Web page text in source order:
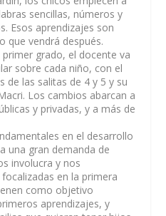
sencillas, números y
Esos aprendizajes son
que vendrá después.
grado, el docente va
sobre cada niño, con el
de las salitas de 4 y 5 y su
Los cambios abarcan a
y privadas, y a más de
en el desarrollo
una gran demanda de
involucra y nos
en la primera
como objetivo
aprendizajes, y